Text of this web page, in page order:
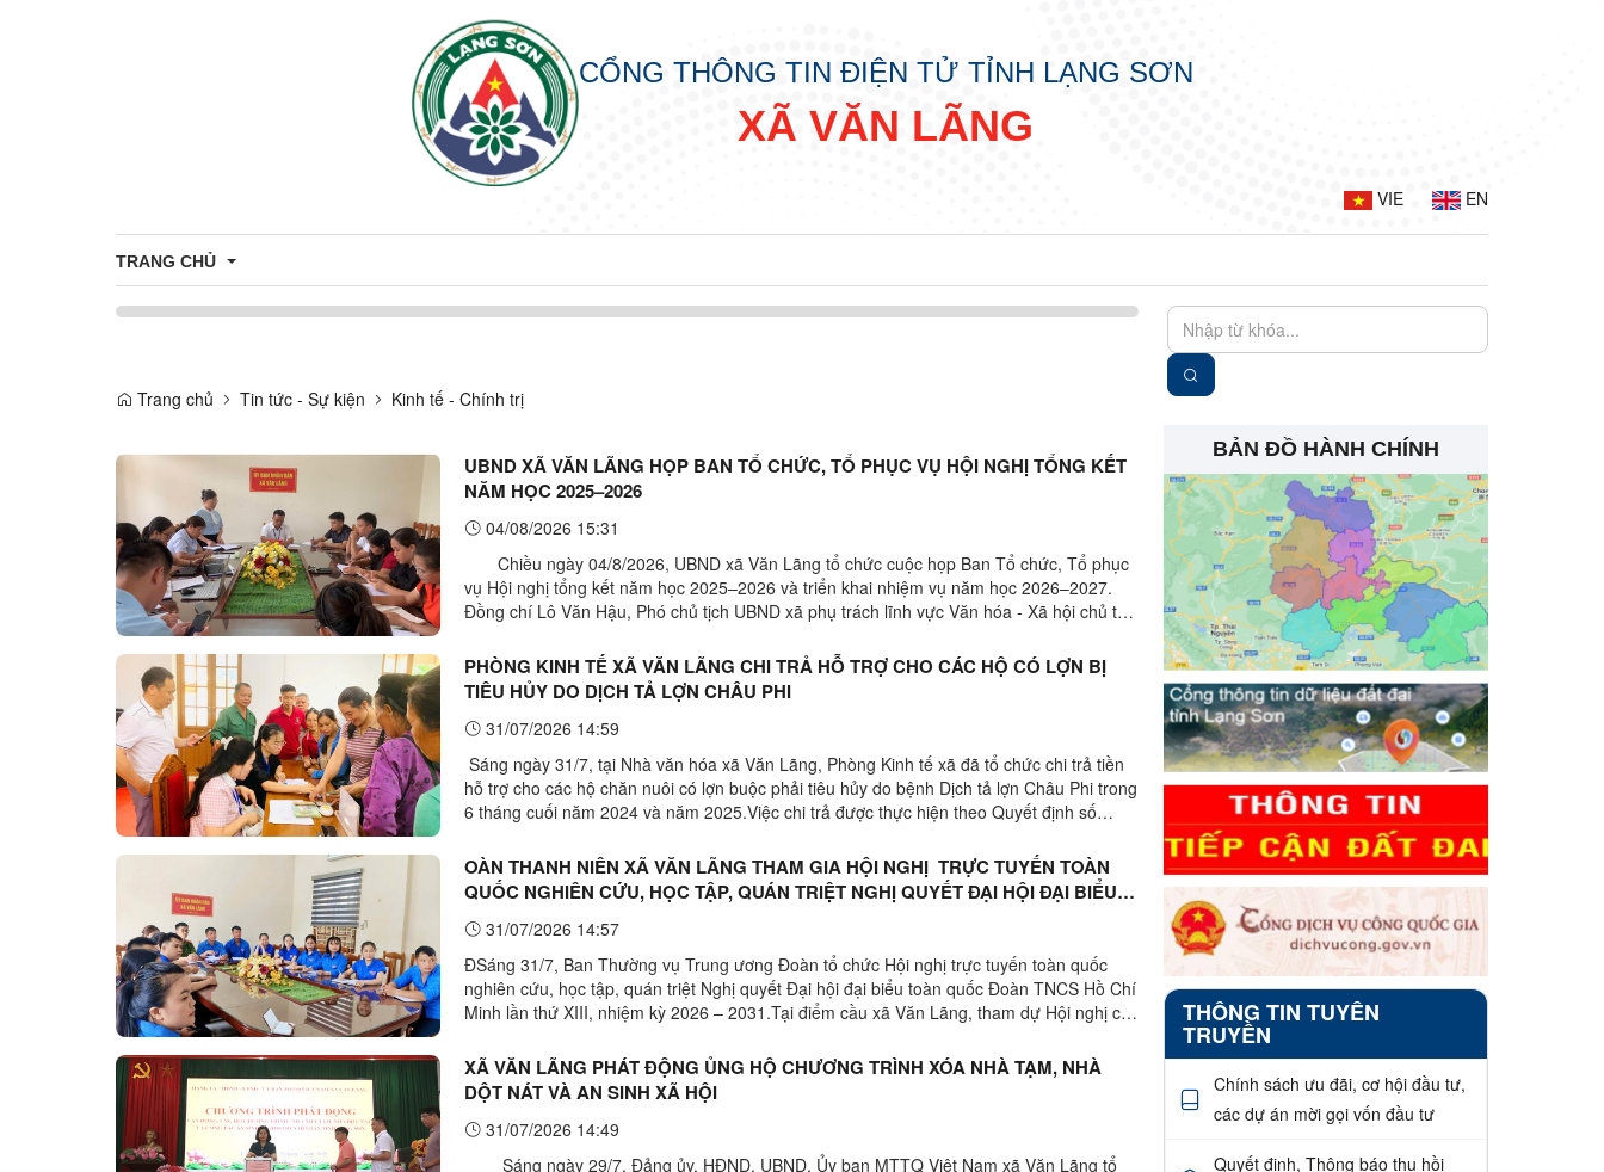
CỔNG THÔNG TIN ĐIỆN TỬ TỈNH LẠNG SƠN
XÃ VĂN LÃNG
VIE EN
TRANG CHỦ
THỦ TỤC HÀNH CHÍNH
CÔNG KHAI DANH MỤC THỦ TỤC HÀNH CHÍNH CẤP XÃ
Trang chủ Tin tức - Sự kiện Kinh tế - Chính trị
UBND XÃ VĂN LÃNG HỌP BAN TỔ CHỨC, TỔ PHỤC VỤ HỘI NGHỊ TỔNG KẾT
NĂM HỌC 2025–2026
04/08/2026 15:31
Chiều ngày 04/8/2026, UBND xã Văn Lãng tổ chức cuộc họp Ban Tổ chức, Tổ phục
vụ Hội nghị tổng kết năm học 2025–2026 và triển khai nhiệm vụ năm học 2026–2027.
Đồng chí Lô Văn Hậu, Phó chủ tịch UBND xã phụ trách lĩnh vực Văn hóa - Xã hội chủ trì
PHÒNG KINH TẾ XÃ VĂN LÃNG CHI TRẢ HỖ TRỢ CHO CÁC HỘ CÓ LỢN BỊ
TIÊU HỦY DO DỊCH TẢ LỢN CHÂU PHI
31/07/2026 14:59
Sáng ngày 31/7, tại Nhà văn hóa xã Văn Lãng, Phòng Kinh tế xã đã tổ chức chi trả tiền
hỗ trợ cho các hộ chăn nuôi có lợn buộc phải tiêu hủy do bệnh Dịch tả lợn Châu Phi trong
6 tháng cuối năm 2024 và năm 2025.Việc chi trả được thực hiện theo Quyết định số
OÀN THANH NIÊN XÃ VĂN LÃNG THAM GIA HỘI NGHỊ TRỰC TUYẾN TOÀN
QUỐC NGHIÊN CỨU, HỌC TẬP, QUÁN TRIỆT NGHỊ QUYẾT ĐẠI HỘI ĐẠI BIỂU
TOÀN QUỐC ĐOÀN TNCS HỒ CHÍ MINH LẦN THỨ XIII
31/07/2026 14:57
ĐSáng 31/7, Ban Thường vụ Trung ương Đoàn tổ chức Hội nghị trực tuyến toàn quốc
nghiên cứu, học tập, quán triệt Nghị quyết Đại hội đại biểu toàn quốc Đoàn TNCS Hồ Chí
Minh lần thứ XIII, nhiệm kỳ 2026 – 2031.Tại điểm cầu xã Văn Lãng, tham dự Hội nghị có
XÃ VĂN LÃNG PHÁT ĐỘNG ỦNG HỘ CHƯƠNG TRÌNH XÓA NHÀ TẠM, NHÀ
DỘT NÁT VÀ AN SINH XÃ HỘI
31/07/2026 14:49
Sáng ngày 29/7, Đảng ủy, HĐND, UBND, Ủy ban MTTQ Việt Nam xã Văn Lãng tổ
BẢN ĐỒ HÀNH CHÍNH
THÔNG TIN TUYÊN
TRUYỀN
Chính sách ưu đãi, cơ hội đầu tư,
các dự án mời gọi vốn đầu tư
Quyết định, Thông báo thu hồi